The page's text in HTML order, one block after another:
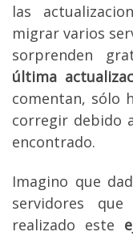
las
migrar varios
sorprenden
última
comentan, sólo
corregir debido
encontrado.
Imagino que
servidores
realizado este